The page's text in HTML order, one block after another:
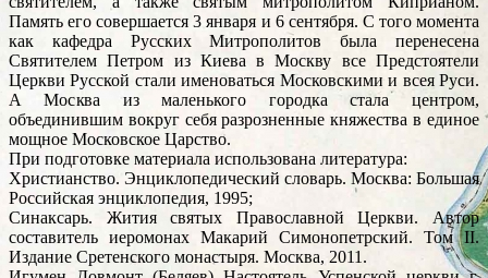
Память его совершается 3 января и 6 сентября. С того момента
как кафедра Русских Митрополитов была перенесена
Святителем Петром из Киева в Москву все Предстоятели
Церкви Русской стали именоваться Московскими и всея Руси.
А Москва из маленького городка стала центром,
объединившим вокруг себя разрозненные княжества в единое
мощное Московское Царство.
При подготовке материала использована литература:
Христианство. Энциклопедический словарь. Москва: Большая
Российская энциклопедия, 1995;
Синаксарь. Жития святых Православной Церкви. Автор
составитель иеромонах Макарий Симонопетрский. Том II.
Издание Сретенского монастыря. Москва, 2011.